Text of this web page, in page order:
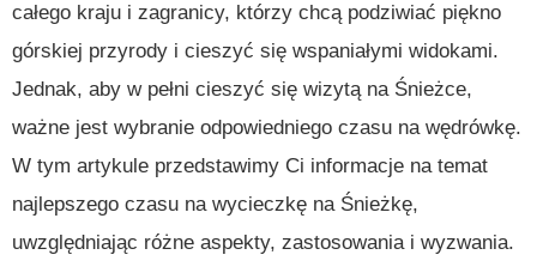
całego kraju i zagranicy, którzy chcą podziwiać piękno
górskiej przyrody i cieszyć się wspaniałymi widokami.
Jednak, aby w pełni cieszyć się wizytą na Śnieżce,
ważne jest wybranie odpowiedniego czasu na wędrówkę.
W tym artykule przedstawimy Ci informacje na temat
najlepszego czasu na wycieczkę na Śnieżkę,
uwzględniając różne aspekty, zastosowania i wyzwania.